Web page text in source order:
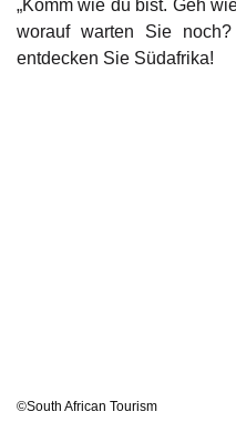
„Komm wie du bist. Geh
worauf warten Sie
entdecken Sie Südafrika!
©South African Tourism